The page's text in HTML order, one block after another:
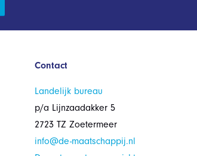
Contact
Landelijk bureau
p/a Lijnzaadakker 5
2723 TZ Zoetermeer
info@de-maatschappij.nl